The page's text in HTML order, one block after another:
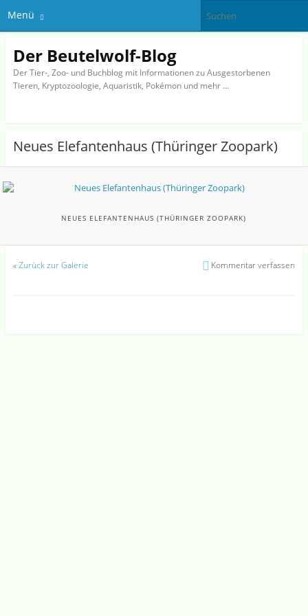
Menü
Der Beutelwolf-Blog
Der Tier-, Zoo- und Buchblog mit Informationen zu Ausgestorbenen
Tieren, Kryptozoologie, Aquaristik, Pokémon und mehr …
Neues Elefantenhaus (Thüringer Zoopark)
NEUES ELEFANTENHAUS (THÜRINGER ZOOPARK)
«Zurück zur Galerie Kommentar verfassen